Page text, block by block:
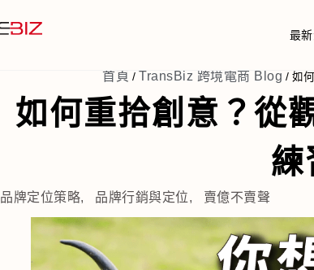
最
首頁 / TransBiz 跨境電商 Blog / 如
如何重拾創意？從
練
品牌定位策略, 品牌行銷與定位, 賣億不賣聲